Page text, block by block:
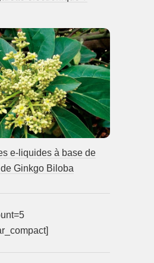
e-liquides à base de
Ginkgo Biloba